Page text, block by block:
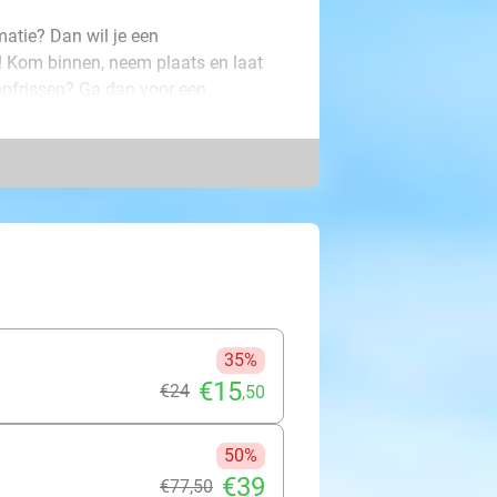
Dan wil je een
binnen, neem plaats en laat
Ga dan voor een
eventueel gecombineerd met
zonnige weer!
35%
€24 €15,50
50%
€77,50 €39